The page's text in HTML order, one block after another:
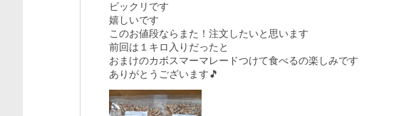
ビックリです
嬉しいです
このお値段ならまた！注文したいと思います
前回は１キロ入りだったと
おまけのカボスマーマレードつけて食べるの楽しみです
ありがとうございます🎵